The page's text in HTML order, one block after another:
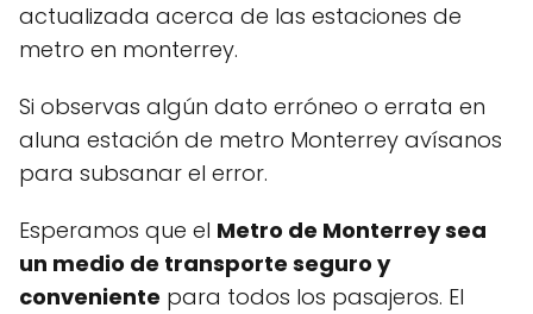
actualizada acerca de las estaciones de
metro en monterrey.
Si observas algún dato erróneo o errata en
aluna estación de metro Monterrey avísanos
para subsanar el error.
Esperamos que el Metro de Monterrey sea
un medio de transporte seguro y
conveniente para todos los pasajeros. El